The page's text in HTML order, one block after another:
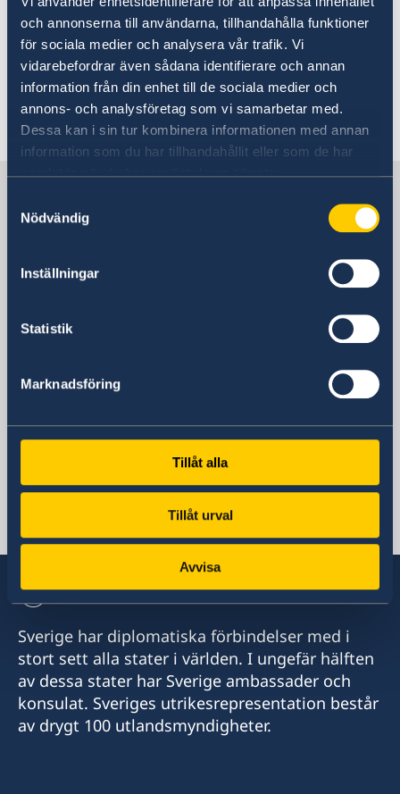
och annonserna till användarna, tillhandahålla funktioner
för sociala medier och analysera vår trafik. Vi
vidarebefordrar även sådana identifierare och annan
information från din enhet till de sociala medier och
annons- och analysföretag som vi samarbetar med.
Dessa kan i sin tur kombinera informationen med annan
information som du har tillhandahållit eller som de har
samlat in när du har använt deras tjänster.
Nödvändig
Inställningar
Statistik
Marknadsföring
Tillåt alla
Tillåt urval
Avvisa
Sveriges ambassad i Moskva handlägger
ansökningar om visering från medborgare i den
Ryska Federationen samt för medborgare i
andra länder som är legalt bosatta i den Ryska
Federationen.
115127 Moskva
öppettider: måndag-fredag 08:30-11:30
Facebook
Instagram
Ryssland, Moskva
Sverige har diplomatiska förbindelser med i
stort sett alla stater i världen. I ungefär hälften
av dessa stater har Sverige ambassader och
konsulat. Sveriges utrikesrepresentation består
av drygt 100 utlandsmyndigheter.